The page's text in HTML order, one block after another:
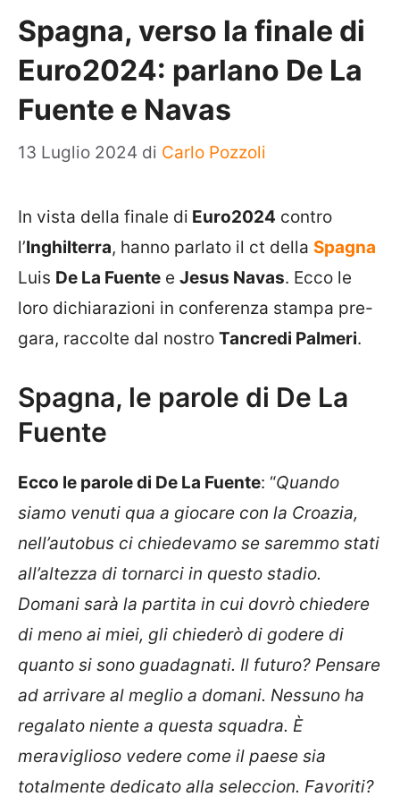
Spagna, verso la finale di
Euro2024: parlano De La
Fuente e Navas
13 Luglio 2024 di Carlo Pozzoli
In vista della finale di Euro2024 contro
l’Inghilterra, hanno parlato il ct della Spagna
Luis De La Fuente e Jesus Navas. Ecco le
loro dichiarazioni in conferenza stampa pre-
gara, raccolte dal nostro Tancredi Palmeri.
Spagna, le parole di De La
Fuente
Ecco le parole di De La Fuente: “Quando
siamo venuti qua a giocare con la Croazia,
nell’autobus ci chiedevamo se saremmo stati
all’altezza di tornarci in questo stadio.
Domani sarà la partita in cui dovrò chiedere
di meno ai miei, gli chiederò di godere di
quanto si sono guadagnati. Il futuro? Pensare
ad arrivare al meglio a domani. Nessuno ha
regalato niente a questa squadra. È
meraviglioso vedere come il paese sia
totalmente dedicato alla seleccion. Favoriti?